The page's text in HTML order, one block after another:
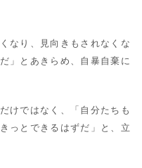
なり、見向きもされなくな
」とあきらめ、自暴自棄に
けではなく、「自分たちも
っとできるはずだ」と、立